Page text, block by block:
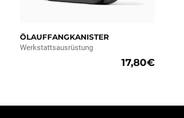
ÖLAUFFANGKANISTER
Werkstattsausrüstung
17,80€